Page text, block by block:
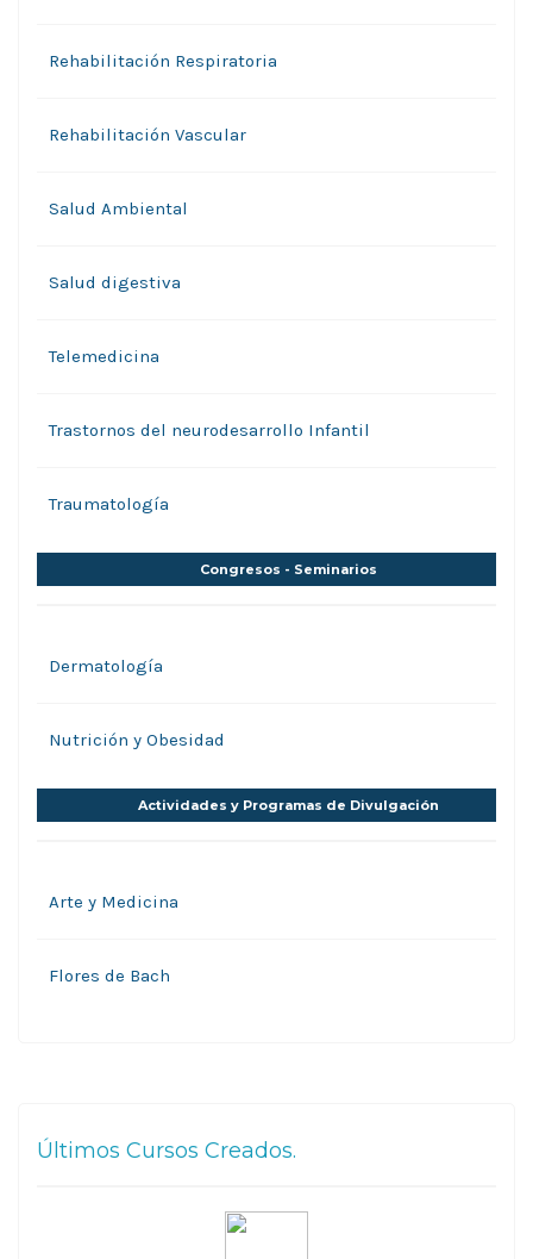
Rehabilitación Respiratoria
Rehabilitación Vascular
Salud Ambiental
Salud digestiva
Telemedicina
Trastornos del neurodesarrollo Infantil
Traumatología
Congresos - Seminarios
Dermatología
Nutrición y Obesidad
Actividades y Programas de Divulgación
Arte y Medicina
Flores de Bach
Últimos Cursos Creados.